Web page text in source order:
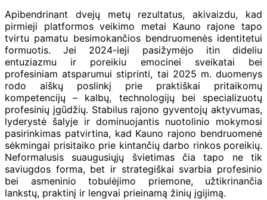
Apibendrinant dvejų metų rezultatus, akivaizdu, kad
pirmieji platformos veikimo metai Kauno rajone tapo
tvirtu pamatu besimokančios bendruomenės identitetui
formuotis. Jei 2024-ieji pasižymėjo itin dideliu
entuziazmu ir poreikiu emocinei sveikatai bei
profesiniam atsparumui stiprinti, tai 2025 m. duomenys
rodo aiškų poslinkį prie praktiškai pritaikomų
kompetencijų – kalbų, technologijų bei specializuotų
profesinių įgūdžių. Stabilus rajono gyventojų aktyvumas,
lyderystė šalyje ir dominuojantis nuotolinio mokymosi
pasirinkimas patvirtina, kad Kauno rajono bendruomenė
sėkmingai prisitaiko prie kintančių darbo rinkos poreikių.
Neformalusis suaugusiųjų švietimas čia tapo ne tik
saviugdos forma, bet ir strategiškai svarbia profesinio
bei asmeninio tobulėjimo priemone, užtikrinančia
lankstų, praktinį ir lengvai prieinamą žinių įgijimą.